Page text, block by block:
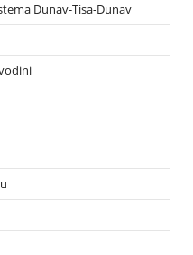
Dunav-Tisa-Dunav